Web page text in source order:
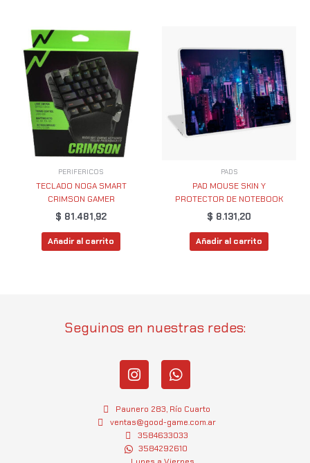
PERIFERICOS
TECLADO NOGA SMART
CRIMSON GAMER
$ 81.481,92
Añadir al carrito
PADS
PAD MOUSE SKIN Y
PROTECTOR DE NOTEBOOK
$ 8.131,20
Añadir al carrito
Seguinos en nuestras redes:
I
n
t
a
g
r
W
h
t
s
a
p
Paunero 283, Río Cuarto
ventas@good-game.com.ar
3584633033
3584292610